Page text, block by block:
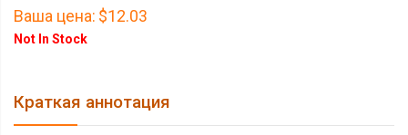
Ваша цена: $12.03
Not In Stock
Краткая аннотация